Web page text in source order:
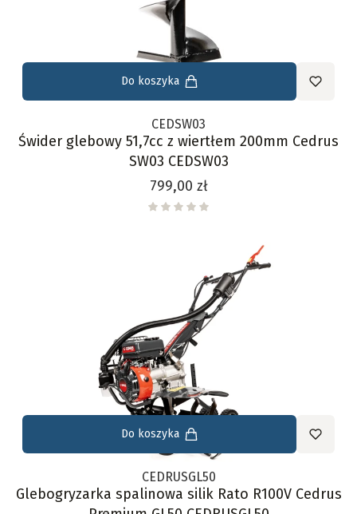
Do koszyka
CEDSW03
Świder glebowy 51,7cc z wiertłem 200mm Cedrus
SW03 CEDSW03
Cena
799,00 zł
Do koszyka
CEDRUSGL50
Glebogryzarka spalinowa silik Rato R100V Cedrus